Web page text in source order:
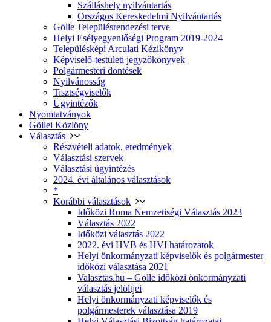
Szálláshely nyilvántartás
Országos Kereskedelmi Nyilvántartás
Gölle Településrendezési terve
Helyi Esélyegyenlőségi Program 2019-2024
Településképi Arculati Kézikönyv
Képviselő-testületi jegyzőkönyvek
Polgármesteri döntések
Nyilvánosság
Tisztségviselők
Ügyintézők
Nyomtatványok
Göllei Közlöny
Választás
Részvételi adatok, eredmények
Választási szervek
Választási ügyintézés
2024. évi általános választások
*
Korábbi választások
Időközi Roma Nemzetiségi Választás 2023
Választás 2022
Időközi választás 2022
2022. évi HVB és HVI határozatok
Helyi önkormányzati képviselők és polgármester
időközi választása 2021
Valasztas.hu – Gölle időközi önkormányzati
választás jelöltjei
Helyi önkormányzati képviselők és
polgármesterek választása 2019